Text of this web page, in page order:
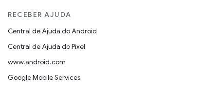
RECEBER AJUDA
Central de Ajuda do Android
Central de Ajuda do Pixel
www.android.com
Google Mobile Services